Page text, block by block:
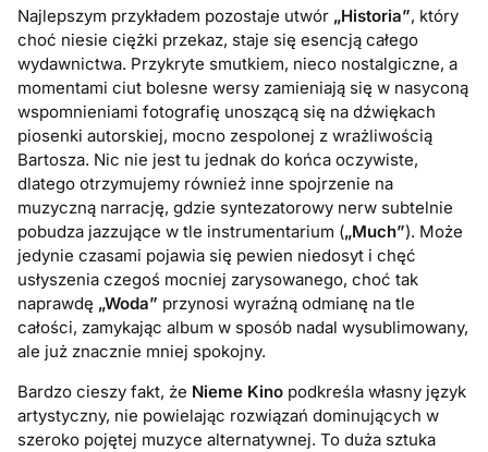
Najlepszym przykładem pozostaje utwór „Historia”, który
choć niesie ciężki przekaz, staje się esencją całego
wydawnictwa. Przykryte smutkiem, nieco nostalgiczne, a
momentami ciut bolesne wersy zamieniają się w nasyconą
wspomnieniami fotografię unoszącą się na dźwiękach
piosenki autorskiej, mocno zespolonej z wrażliwością
Bartosza. Nic nie jest tu jednak do końca oczywiste,
dlatego otrzymujemy również inne spojrzenie na
muzyczną narrację, gdzie syntezatorowy nerw subtelnie
pobudza jazzujące w tle instrumentarium („Much”). Może
jedynie czasami pojawia się pewien niedosyt i chęć
usłyszenia czegoś mocniej zarysowanego, choć tak
naprawdę „Woda” przynosi wyraźną odmianę na tle
całości, zamykając album w sposób nadal wysublimowany,
ale już znacznie mniej spokojny.
Bardzo cieszy fakt, że Nieme Kino podkreśla własny język
artystyczny, nie powielając rozwiązań dominujących w
szeroko pojętej muzyce alternatywnej. To duża sztuka